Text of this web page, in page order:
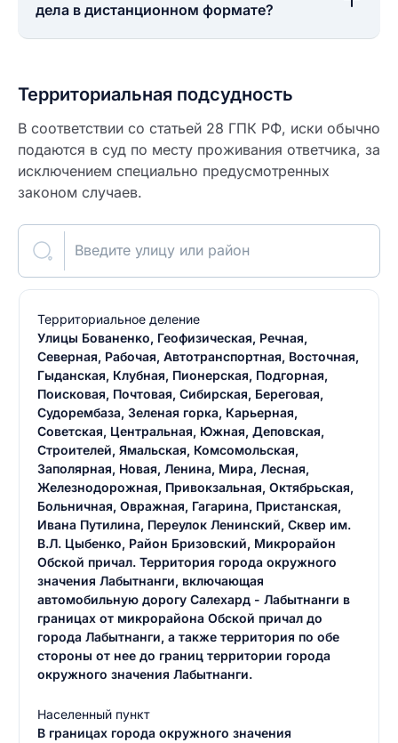
дела в дистанционном формате?
Территориальная подсудность
В соответствии со статьей 28 ГПК РФ, иски обычно
подаются в суд по месту проживания ответчика, за
исключением специально предусмотренных
законом случаев.
Введите улицу или район
Территориальное деление
Улицы Бованенко, Геофизическая, Речная,
Северная, Рабочая, Автотранспортная, Восточная,
Гыданская, Клубная, Пионерская, Подгорная,
Поисковая, Почтовая, Сибирская, Береговая,
Судорембаза, Зеленая горка, Карьерная,
Советская, Центральная, Южная, Деповская,
Строителей, Ямальская, Комсомольская,
Заполярная, Новая, Ленина, Мира, Лесная,
Железнодорожная, Привокзальная, Октябрьская,
Больничная, Овражная, Гагарина, Пристанская,
Ивана Путилина, Переулок Ленинский, Сквер им.
В.Л. Цыбенко, Район Бризовский, Микрорайон
Обской причал. Территория города окружного
значения Лабытнанги, включающая
автомобильную дорогу Салехард - Лабытнанги в
границах от микрорайона Обской причал до
города Лабытнанги, а также территория по обе
стороны от нее до границ территории города
окружного значения Лабытнанги.
Населенный пункт
В границах города окружного значения